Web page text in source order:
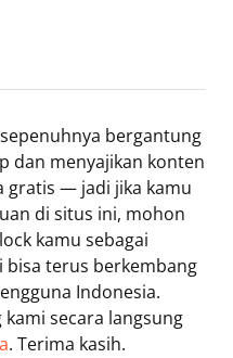
bergantung
dan menyajikan konten
gratis — jadi jika kamu
di situs ini, mohon
kamu sebagai
bisa terus berkembang
Indonesia.
secara langsung
. Terima kasih.